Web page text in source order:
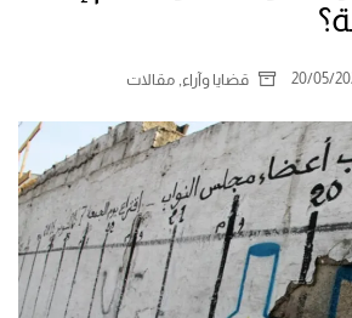
20/05/ قضايا وآراء مقالات